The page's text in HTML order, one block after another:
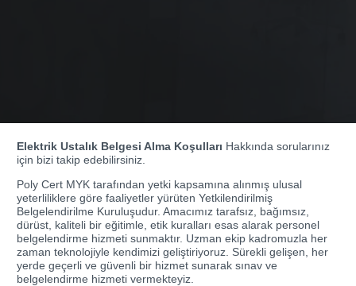
Elektrik Ustalık Belgesi Alma Koşulları Hakkında sorularınız
için bizi takip edebilirsiniz.
Poly Cert MYK tarafından yetki kapsamına alınmış ulusal
yeterliliklere göre faaliyetler yürüten Yetkilendirilmiş
Belgelendirilme Kuruluşudur. Amacımız tarafsız, bağımsız,
dürüst, kaliteli bir eğitimle, etik kuralları esas alarak personel
belgelendirme hizmeti sunmaktır. Uzman ekip kadromuzla her
zaman teknolojiyle kendimizi geliştiriyoruz. Sürekli gelişen, her
yerde geçerli ve güvenli bir hizmet sunarak sınav ve
belgelendirme hizmeti vermekteyiz.